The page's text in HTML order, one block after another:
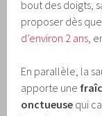
bout des doigts,
proposer dès que
d’environ 2 ans,
En parallèle, la
apporte une
onctueuse qui